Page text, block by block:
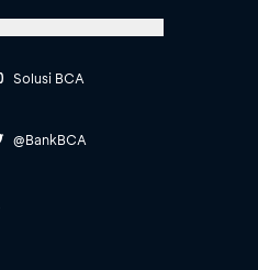
Solusi BCA
@BankBCA